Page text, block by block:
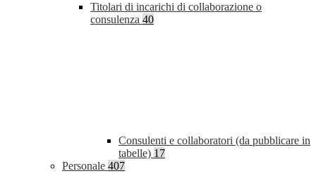
Titolari di incarichi di collaborazione o
consulenza 40
Consulenti e collaboratori (da pubblicare in
tabelle) 17
Personale 407